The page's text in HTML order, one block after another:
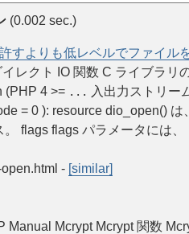
(0.002 sec.)
すよりも低レベルでファイル
レクト IO 関数 C ライブラリ
(PHP 4 >= ... 入出力ストリー
= 0 ): resource dio_open() は
flags flags パラメータには、
- [similar]
Manual Mcrypt Mcrypt 関数